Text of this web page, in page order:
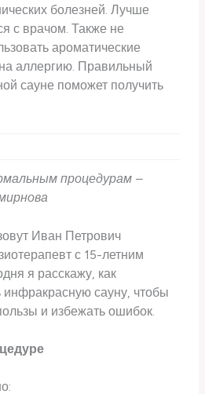
болезней. Лучше
с врачом. Также не
ароматические
аллергию. Правильный
сауне поможет получить
процедурам –
Иван Петрович
с 15-летним
я расскажу, как
сауну, чтобы
и избежать ошибок.